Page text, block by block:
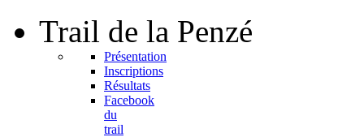
Trail de la Penzé
Présentation
Inscriptions
Résultats
Facebook
du
trail